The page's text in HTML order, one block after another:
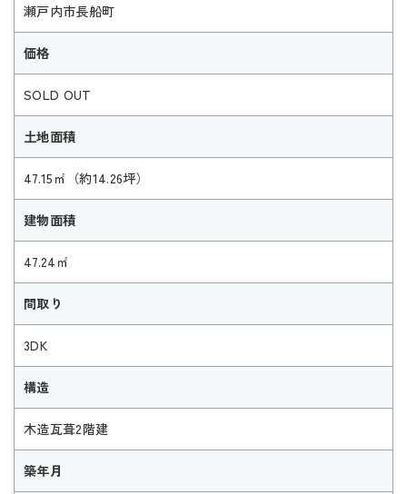
瀬戸内市長船町
価格
SOLD OUT
土地面積
47.15㎡（約14.26坪）
建物面積
47.24㎡
間取り
3DK
構造
木造瓦葺2階建
築年月